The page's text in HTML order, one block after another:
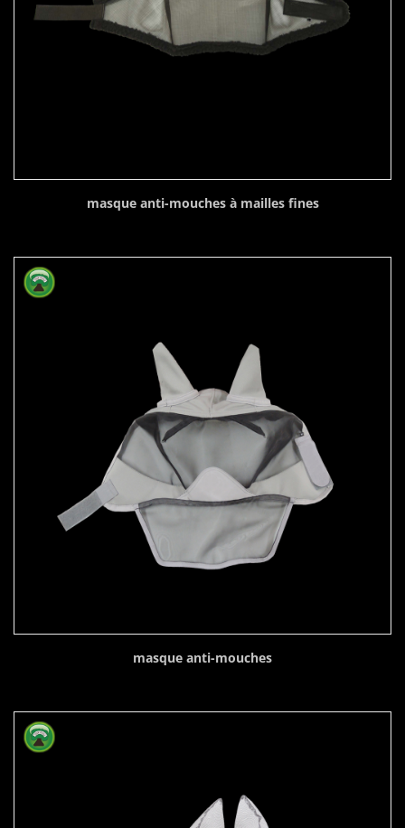
masque anti-mouches à mailles fines
masque anti-mouches